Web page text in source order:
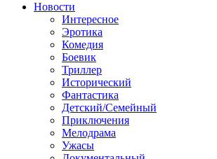
Новости
Интересное
Эротика
Комедия
Боевик
Триллер
Исторический
Фантастика
Детский/Семейный
Приключения
Мелодрама
Ужасы